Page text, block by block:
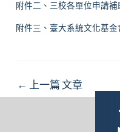
附件二、三校各單位申請補
附件三、臺大系統文化基
Post
navigation
← 上一篇 文章